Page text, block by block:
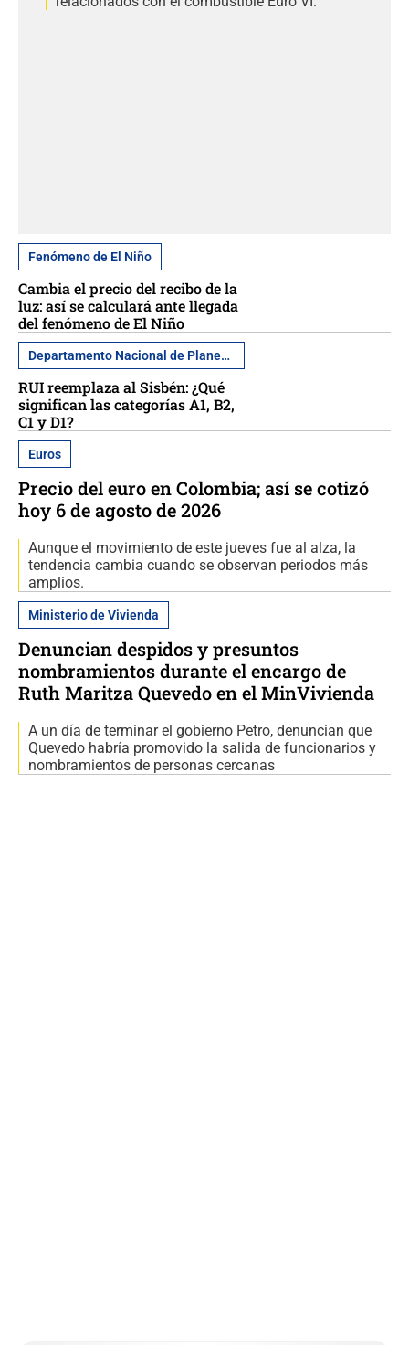
Fenómeno de El Niño
Cambia el precio del recibo de la
luz: así se calculará ante llegada
del fenómeno de El Niño
Departamento Nacional de Planeación
RUI reemplaza al Sisbén: ¿Qué
significan las categorías A1, B2,
C1 y D1?
Euros
Precio del euro en Colombia; así se cotizó
hoy 6 de agosto de 2026
Aunque el movimiento de este jueves fue al alza, la
tendencia cambia cuando se observan periodos más
amplios.
Ministerio de Vivienda
Denuncian despidos y presuntos
nombramientos durante el encargo de
Ruth Maritza Quevedo en el MinVivienda
A un día de terminar el gobierno Petro, denuncian que
Quevedo habría promovido la salida de funcionarios y
nombramientos de personas cercanas